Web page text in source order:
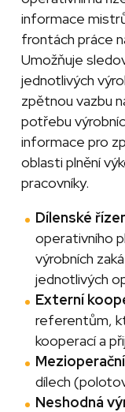
informace
frontách práce
Umožňuje
jednotlivých
zpětnou vazbu
potřebu
informace pro
oblasti plnění
pracovníky.
Dílenské
operativního
výrobních
jednotlivých
Externí
referentům,
kooperací a
dílech
Neshodná